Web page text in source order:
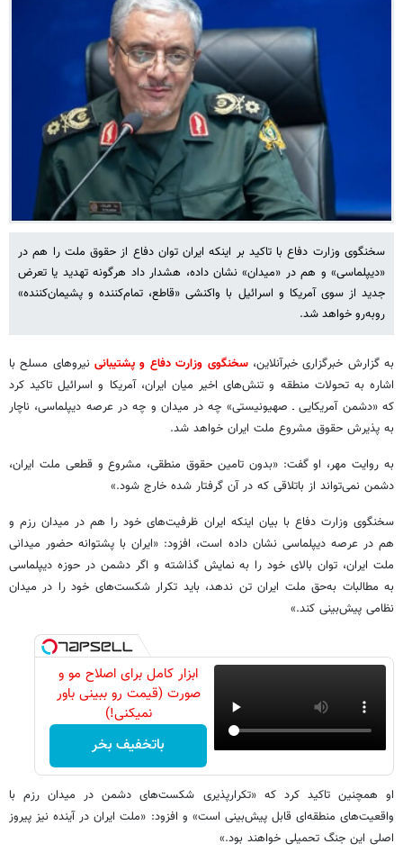
سخنگوی وزارت دفاع با تاکید بر اینکه ایران توان دفاع از حقوق ملت را هم در
«دیپلماسی» و هم در «میدان» نشان داده، هشدار داد هرگونه تهدید یا تعرض
جدید از سوی آمریکا و اسرائیل با واکنشی «قاطع، تمام‌کننده و پشیمان‌کننده»
روبه‌رو خواهد شد.
به گزارش خبرگزاری خبرآنلاین،سخنگوی وزارت دفاع و پشتیبانینیروهای مسلح با
اشاره به تحولات منطقه و تنش‌های اخیر میان ایران، آمریکا و اسرائیل تاکید کرد
که «دشمن آمریکایی ـ صهیونیستی» چه در میدان و چه در عرصه دیپلماسی، ناچار
به پذیرش حقوق مشروع ملت ایران خواهد شد.
به روایت مهر، او گفت: «بدون تامین حقوق منطقی، مشروع و قطعی ملت ایران،
دشمن نمی‌تواند از باتلاقی که در آن گرفتار شده خارج شود.»
سخنگوی وزارت دفاع با بیان اینکه ایران ظرفیت‌های خود را هم در میدان رزم و
هم در عرصه دیپلماسی نشان داده است، افزود: «ایران با پشتوانه حضور میدانی
ملت ایران، توان بالای خود را به نمایش گذاشته و اگر دشمن در حوزه دیپلماسی
به مطالبات به‌حق ملت ایران تن ندهد، باید تکرار شکست‌های خود را در میدان
نظامی پیش‌بینی کند.»
ابزار کامل برای اصلاح مو و
صورت (قیمت رو ببینی باور
نمیکنی!)
باتخفیف بخر
او همچنین تاکید کرد که «تکرارپذیری شکست‌های دشمن در میدان رزم با
واقعیت‌های منطقه‌ای قابل پیش‌بینی است» و افزود: «ملت ایران در آینده نیز پیروز
اصلی این جنگ تحمیلی خواهند بود.»